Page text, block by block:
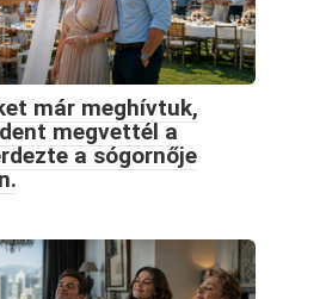
már meghívtuk,
megvettél a
a sógornője